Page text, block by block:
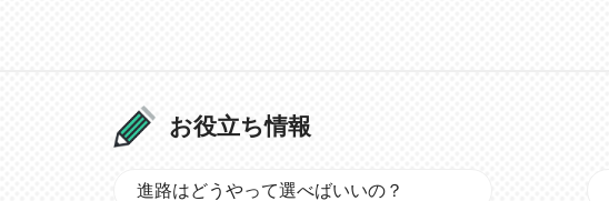
お役立ち情報
進路はどうやって選べばいいの？